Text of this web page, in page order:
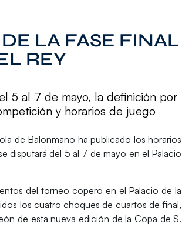
LA FASE FINAL
REY
5 al 7 de mayo, la definición por
y horarios de juego
de Balonmano ha publicado loshorarios
disputará del 5 al 7 de mayo en el Palacio
del torneo copero en el Palacio de la
los cuatro choques de cuartos de final,
de esta nueva edición de la Copa de S.